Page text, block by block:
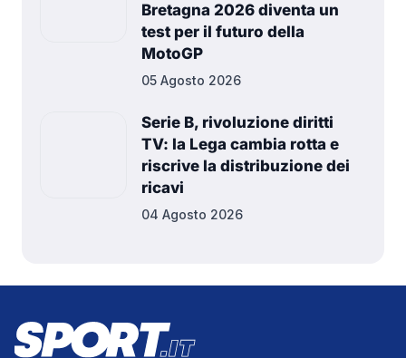
Bretagna 2026 diventa un
test per il futuro della
MotoGP
05 Agosto 2026
Serie B, rivoluzione diritti
TV: la Lega cambia rotta e
riscrive la distribuzione dei
ricavi
04 Agosto 2026